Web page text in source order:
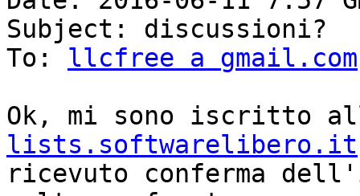
Subject: discussioni?
To: llcfree a gmail.com
Ok, mi sono iscritto
lists.softwarelibero.it
ricevuto conferma